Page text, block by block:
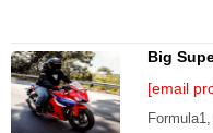
Big
[email